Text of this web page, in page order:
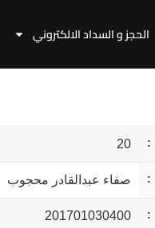
الحجز و السداد الالكتروني
20
صفاء عبدالقادر محجوب
201701030400